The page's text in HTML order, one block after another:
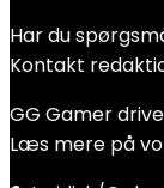
Har du
Kontakt
GG Gamer
Læs mere på